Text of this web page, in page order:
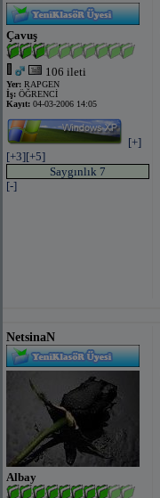
Çavuş
106 ileti
Yer: RAPGEN
İş: ÖĞRENCİ
Kayıt: 04-03-2006 14:05
[+]
[+3][+5]
Saygınlık 7
[-]
NetsinaN
Albay